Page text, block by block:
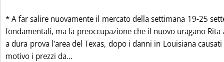
* A far salire nuovamente il mercato della settimana 19-25
fondamentali, ma la preoccupazione che il nuovo uragano
a dura prova l'area del Texas, dopo i danni in Louisiana
motivo i prezzi da...